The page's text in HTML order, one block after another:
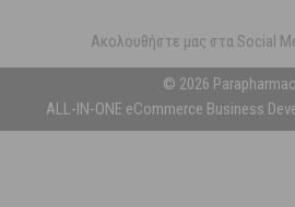
Ακολουθήστε μας στα Social
© 2026
ALL-IN-ONE eCommerce Business